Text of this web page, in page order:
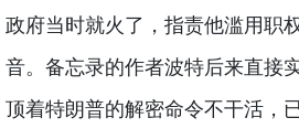
政府当时就火了，指责他滥用职
音。备忘录的作者波特后来直接
顶着特朗普的解密命令不干活，